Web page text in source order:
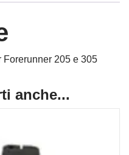
Forerunner 205 e 305
anche...